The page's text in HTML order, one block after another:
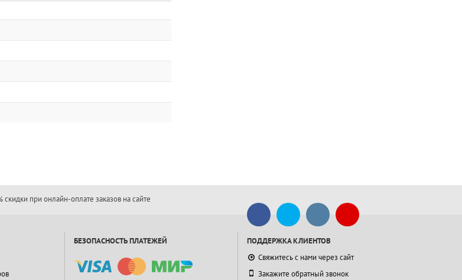
скидки при онлайн-оплате заказов на сайте
БЕЗОПАСНОСТЬ ПЛАТЕЖЕЙ
ПОДДЕРЖКА КЛИЕНТОВ
Свяжитесь с нами через сайт
Закажите обратный звонок